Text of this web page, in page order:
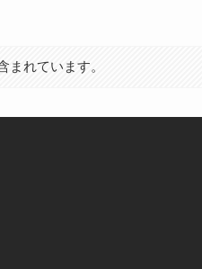
まれています。